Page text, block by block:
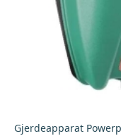
Gjerdeapparat